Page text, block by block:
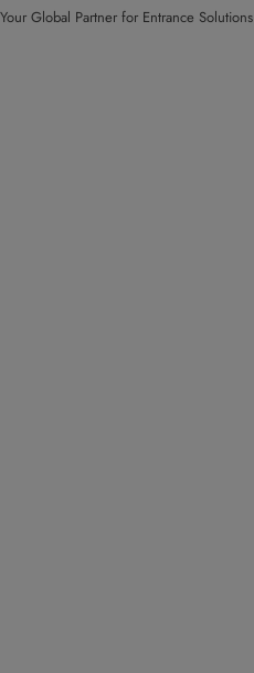
Your Global Partner for Entrance Solutions